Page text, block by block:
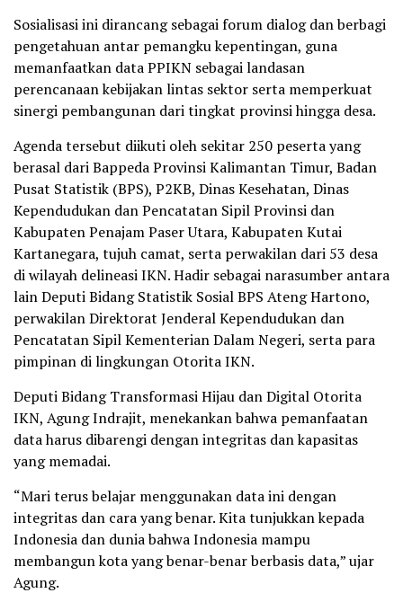
Sosialisasi ini dirancang sebagai forum dialog dan berbagi
pengetahuan antar pemangku kepentingan, guna
memanfaatkan data PPIKN sebagai landasan
perencanaan kebijakan lintas sektor serta memperkuat
sinergi pembangunan dari tingkat provinsi hingga desa.
Agenda tersebut diikuti oleh sekitar 250 peserta yang
berasal dari Bappeda Provinsi Kalimantan Timur, Badan
Pusat Statistik (BPS), P2KB, Dinas Kesehatan, Dinas
Kependudukan dan Pencatatan Sipil Provinsi dan
Kabupaten Penajam Paser Utara, Kabupaten Kutai
Kartanegara, tujuh camat, serta perwakilan dari 53 desa
di wilayah delineasi IKN. Hadir sebagai narasumber antara
lain Deputi Bidang Statistik Sosial BPS Ateng Hartono,
perwakilan Direktorat Jenderal Kependudukan dan
Pencatatan Sipil Kementerian Dalam Negeri, serta para
pimpinan di lingkungan Otorita IKN.
Deputi Bidang Transformasi Hijau dan Digital Otorita
IKN, Agung Indrajit, menekankan bahwa pemanfaatan
data harus dibarengi dengan integritas dan kapasitas
yang memadai.
“Mari terus belajar menggunakan data ini dengan
integritas dan cara yang benar. Kita tunjukkan kepada
Indonesia dan dunia bahwa Indonesia mampu
membangun kota yang benar-benar berbasis data,” ujar
Agung.